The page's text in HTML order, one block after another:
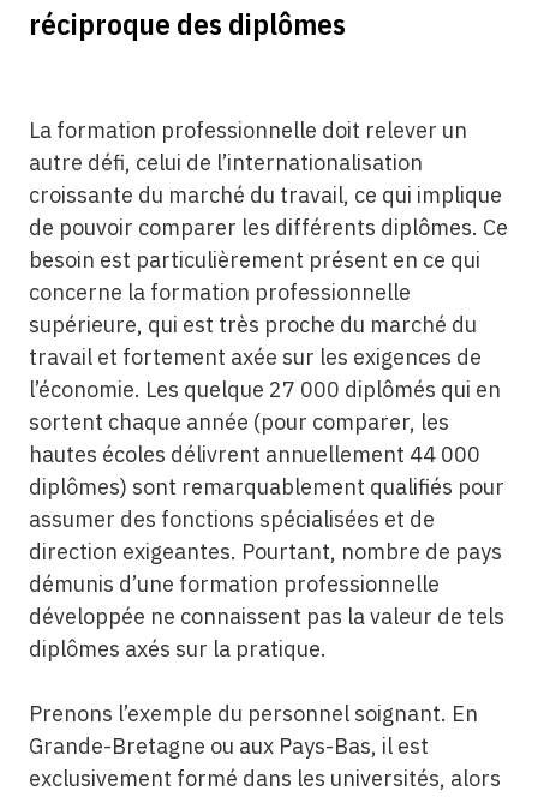
réciproque des diplômes
La formation professionnelle doit relever un
autre défi, celui de l’internationalisation
croissante du marché du travail, ce qui implique
de pouvoir comparer les différents diplômes. Ce
besoin est particulièrement présent en ce qui
concerne la formation professionnelle
supérieure, qui est très proche du marché du
travail et fortement axée sur les exigences de
l’économie. Les quelque 27 000 diplômés qui en
sortent chaque année (pour comparer, les
hautes écoles délivrent annuellement 44 000
diplômes) sont remarquablement qualifiés pour
assumer des fonctions spécialisées et de
direction exigeantes. Pourtant, nombre de pays
démunis d’une formation professionnelle
développée ne connaissent pas la valeur de tels
diplômes axés sur la pratique.
Prenons l’exemple du personnel soignant. En
Grande-Bretagne ou aux Pays-Bas, il est
exclusivement formé dans les universités, alors